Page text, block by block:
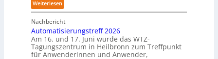
h
r
o
b
o
t
e
r
o
b
o
t
Weiterlesen:
A
A
A
Z
ü
Nachbericht
Automatisierungstreff 2026
Am 16. und 17. Juni wurde das WTZ-
Tagungszentrum in Heilbronn zum Treffpunkt
für Anwenderinnen und Anwender,